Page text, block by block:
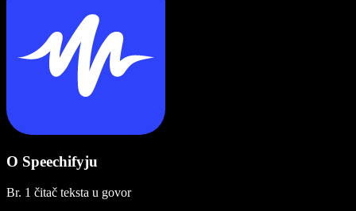
O Speechifyju
Br. 1 čitač teksta u govor